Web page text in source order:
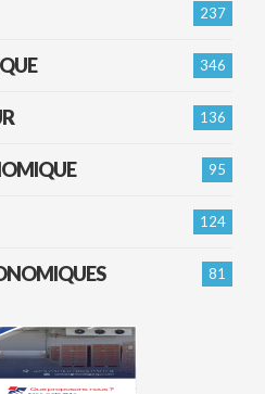
237
346
136
95
124
81